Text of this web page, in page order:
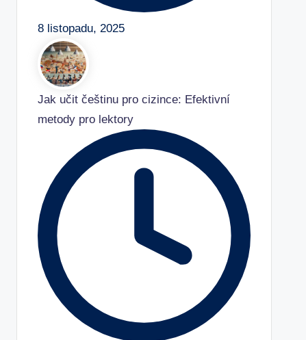
8 listopadu, 2025
Jak učit češtinu pro cizince: Efektivní
metody pro lektory